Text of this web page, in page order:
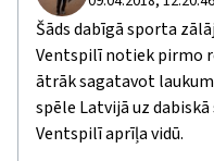
Šāds dabīgā sporta
Ventspilī notiek pirmo
ātrāk sagatavot
spēle Latvijā uz
Ventspilī aprīļa vidū.